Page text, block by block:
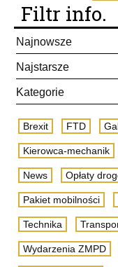
Filtr info.
Najnowsze
Najstarsze
Kategorie
Brexit FTD
Kierowca-mechanik
News Opłaty
Pakiet mobilności
Technika
Wydarzenia ZMPD